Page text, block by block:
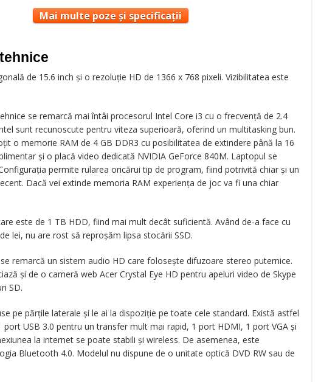
Mai multe poze și specificații
de 15.6 inch și o rezoluție HD de 1366 x 768 pixeli. Vizibilitatea este
se remarcă mai întâi procesorul Intel Core i3 cu o frecvență de 2.4
sunt recunoscute pentru viteza superioară, oferind un multitasking bun.
o memorie RAM de 4 GB DDR3 cu posibilitatea de extindere până la 16
și o placă video dedicată NVIDIA GeForce 840M. Laptopul se
permite rularea oricărui tip de program, fiind potrivită chiar și un
Dacă vei extinde memoria RAM experiența de joc va fi una chiar
este de 1 TB HDD, fiind mai mult decât suficientă. Având de-a face cu
lei, nu are rost să reproșăm lipsa stocării SSD.
remarcă un sistem audio HD care folosește difuzoare stereo puternice.
și de o cameră web Acer Crystal Eye HD pentru apeluri video de Skype
SD.
pe părțile laterale și le ai la dispoziție pe toate cele standard. Există astfel
port USB 3.0 pentru un transfer mult mai rapid, 1 port HDMI, 1 port VGA și
la internet se poate stabili și wireless. De asemenea, este
Bluetooth 4.0. Modelul nu dispune de o unitate optică DVD RW sau de